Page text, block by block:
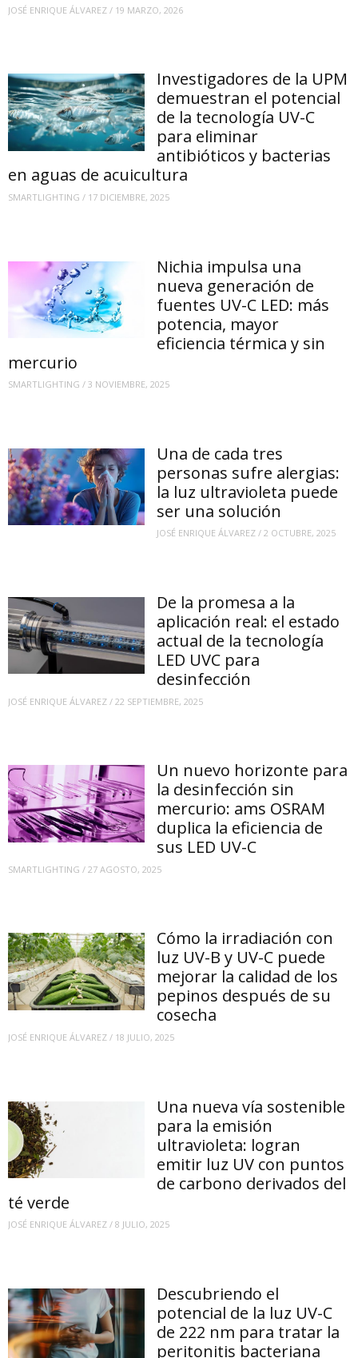
JOSÉ ENRIQUE ÁLVAREZ / 19 MARZO, 2026
Investigadores de la UPM
demuestran el potencial
de la tecnología UV-C
para eliminar
antibióticos y bacterias
en aguas de acuicultura
SMARTLIGHTING / 17 DICIEMBRE, 2025
Nichia impulsa una
nueva generación de
fuentes UV-C LED: más
potencia, mayor
eficiencia térmica y sin
mercurio
SMARTLIGHTING / 3 NOVIEMBRE, 2025
Una de cada tres
personas sufre alergias:
la luz ultravioleta puede
ser una solución
JOSÉ ENRIQUE ÁLVAREZ /2 OCTUBRE, 2025
De la promesa a la
aplicación real: el estado
actual de la tecnología
LED UVC para
desinfección
JOSÉ ENRIQUE ÁLVAREZ / 22 SEPTIEMBRE, 2025
Un nuevo horizonte para
la desinfección sin
mercurio: ams OSRAM
duplica la eficiencia de
sus LED UV-C
SMARTLIGHTING / 27 AGOSTO, 2025
Cómo la irradiación con
luz UV-B y UV-C puede
mejorar la calidad de los
pepinos después de su
cosecha
JOSÉ ENRIQUE ÁLVAREZ / 18 JULIO, 2025
Una nueva vía sostenible
para la emisión
ultravioleta: logran
emitir luz UV con puntos
de carbono derivados del
té verde
JOSÉ ENRIQUE ÁLVAREZ / 8 JULIO, 2025
Descubriendo el
potencial de la luz UV-C
de 222 nm para tratar la
peritonitis bacteriana